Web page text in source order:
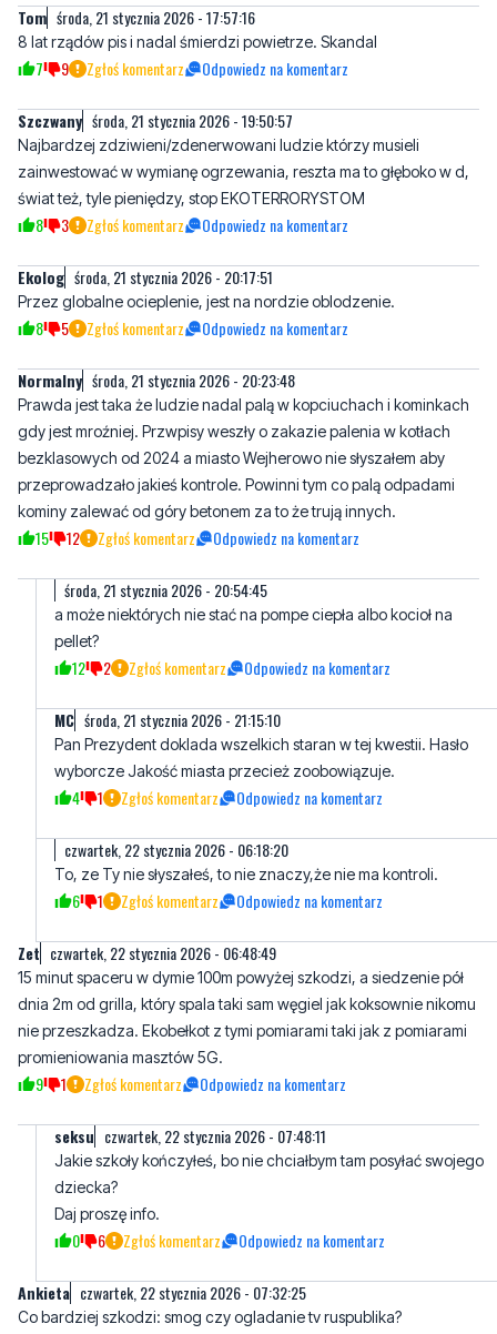
Tom środa, 21 stycznia 2026 - 17:57:16
8 lat rządów pis i nadal śmierdzi powietrze. Skandal
7 9 Zgłoś komentarz Odpowiedz na komentarz
Szczwany środa, 21 stycznia 2026 - 19:50:57
Najbardzej zdziwieni/zdenerwowani ludzie którzy musieli
zainwestować w wymianę ogrzewania, reszta ma to głęboko w d,
świat też, tyle pieniędzy, stop EKOTERRORYSTOM
8 3 Zgłoś komentarz Odpowiedz na komentarz
Ekolog środa, 21 stycznia 2026 - 20:17:51
Przez globalne ocieplenie, jest na nordzie oblodzenie.
8 5 Zgłoś komentarz Odpowiedz na komentarz
Normalny środa, 21 stycznia 2026 - 20:23:48
Prawda jest taka że ludzie nadal palą w kopciuchach i kominkach
gdy jest mroźniej. Przwpisy weszły o zakazie palenia w kotłach
bezklasowych od 2024 a miasto Wejherowo nie słyszałem aby
przeprowadzało jakieś kontrole. Powinni tym co palą odpadami
kominy zalewać od góry betonem za to że trują innych.
15 12 Zgłoś komentarz Odpowiedz na komentarz
środa, 21 stycznia 2026 - 20:54:45
a może niektórych nie stać na pompe ciepła albo kocioł na
pellet?
12 2 Zgłoś komentarz Odpowiedz na komentarz
MC środa, 21 stycznia 2026 - 21:15:10
Pan Prezydent doklada wszelkich staran w tej kwestii. Hasło
wyborcze Jakość miasta przecież zoobowiązuje.
4 1 Zgłoś komentarz Odpowiedz na komentarz
czwartek, 22 stycznia 2026 - 06:18:20
To, ze Ty nie słyszałeś, to nie znaczy,że nie ma kontroli.
6 1 Zgłoś komentarz Odpowiedz na komentarz
Zet czwartek, 22 stycznia 2026 - 06:48:49
15 minut spaceru w dymie 100m powyżej szkodzi, a siedzenie pół
dnia 2m od grilla, który spala taki sam węgiel jak koksownie nikomu
nie przeszkadza. Ekobełkot z tymi pomiarami taki jak z pomiarami
promieniowania masztów 5G.
9 1 Zgłoś komentarz Odpowiedz na komentarz
seksu czwartek, 22 stycznia 2026 - 07:48:11
Jakie szkoły kończyłeś, bo nie chciałbym tam posyłać swojego
dziecka?
Daj proszę info.
0 6 Zgłoś komentarz Odpowiedz na komentarz
Ankieta czwartek, 22 stycznia 2026 - 07:32:25
Co bardziej szkodzi: smog czy ogladanie tv ruspublika?